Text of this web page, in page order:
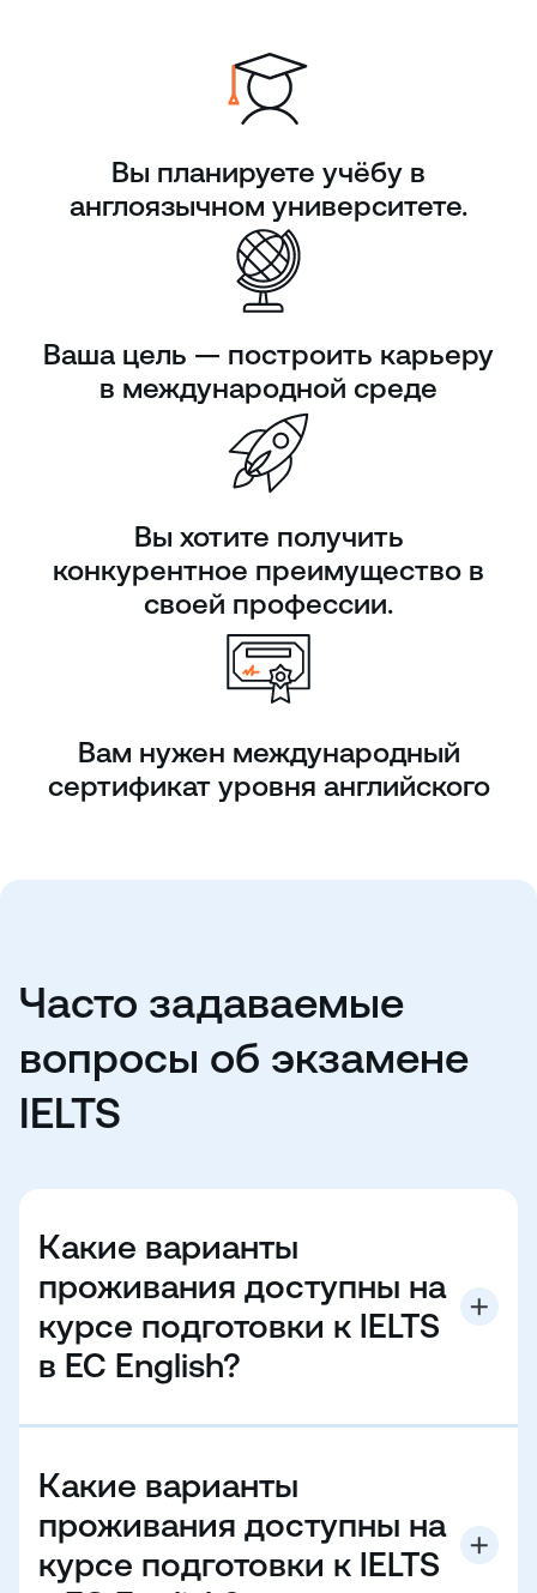
Вы планируете учёбу в
англоязычном университете.
Ваша цель — построить карьеру
в международной среде
Вы хотите получить
конкурентное преимущество в
своей профессии.
Вам нужен международный
сертификат уровня английского
Часто задаваемые
вопросы об экзамене
IELTS
Какие варианты
проживания доступны на
курсе подготовки к IELTS
в EC English?
проживания: у принимающей семьи или в
выберете проживание у семьи, вы будете жить с
местной семьей в выбранном городе — это
отличная возможность практиковать английский в
домашней обстановке, общаясь за обедом и
Какие варианты
проживания доступны на
курсе подготовки к IELTS